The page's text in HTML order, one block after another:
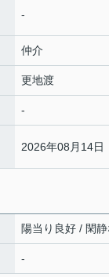
-
仲介
更地渡
-
2026年08月14日
陽当り良好 / 閑
-